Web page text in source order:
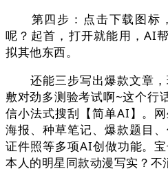
第四步：点击下载图标
呢？起首，打开就能用，AI
拟其他东西。
还能三步写出爆款文章，
敷对劲多测验考试啊~这个行
信小法式搜刮【简单AI】。
海报、种草笔记、爆款题目
证件照等多项AI创做功能。
本人的明星同款动漫写实？不